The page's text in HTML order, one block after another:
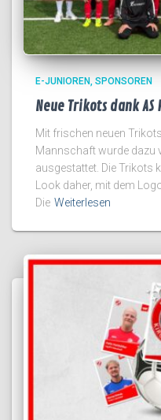
E-JUNIOREN SPONSOREN
Neue Trikots dank AS
Mit frischen neuen
Mannschaft wurde dazu
ausgestattet. Die Trikots
Look daher, mit dem
Die Weiterlesen